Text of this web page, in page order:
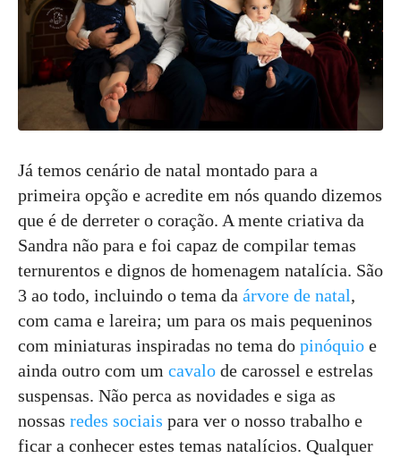
Já temos cenário de natal montado para a
primeira opção e acredite em nós quando dizemos
que é de derreter o coração. A mente criativa da
Sandra não para e foi capaz de compilar temas
ternurentos e dignos de homenagem natalícia. São
3 ao todo, incluindo o tema da árvore de natal,
com cama e lareira; um para os mais pequeninos
com miniaturas inspiradas no tema do pinóquio e
ainda outro com um cavalo de carossel e estrelas
suspensas. Não perca as novidades e siga as
nossas redes sociais para ver o nosso trabalho e
ficar a conhecer estes temas natalícios. Qualquer